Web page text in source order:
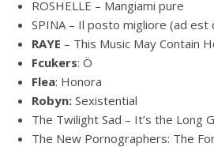
ROSHELLE – Mangiami pure
SPINA – Il posto migliore (ad est
RAYE – This Music May Contain
Fcukers: Ö
Flea: Honora
Robyn: Sexistential
The Twilight Sad – It’s the Long
The New Pornographers: The